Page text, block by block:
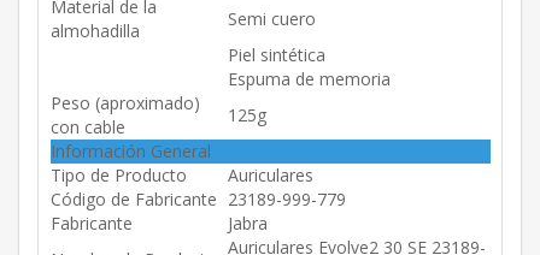
Material de la
almohadilla
Semi cuero
Piel sintética
Espuma de memoria
Peso (aproximado)
con cable
125g
Información General
Tipo de Producto
Auriculares
Código de Fabricante 23189-999-779
Fabricante
Jabra
Auriculares Evolve2 30 SE 23189-